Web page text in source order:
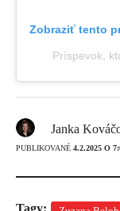
Zobraziť tento
Príspevok,
Janka
PUBLIKOVANÉ 4.2.2025 O
Tagy: